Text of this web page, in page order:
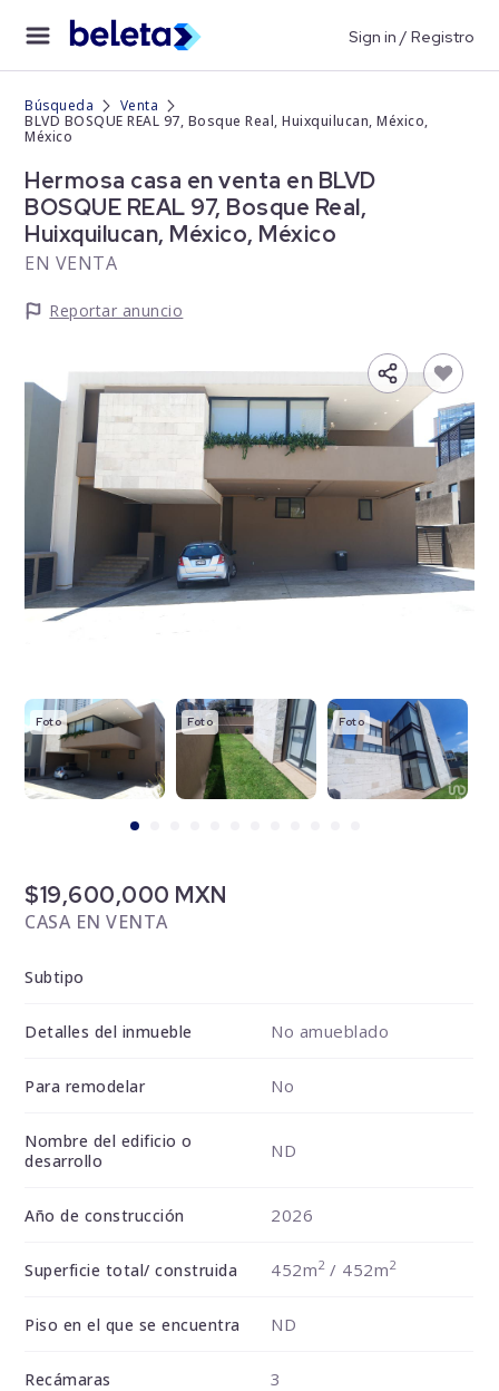
Sign in / Registro
Búsqueda
Venta
BLVD BOSQUE REAL 97, Bosque Real, Huixquilucan, México,
México
Hermosa casa en venta en BLVD
BOSQUE REAL 97, Bosque Real,
Huixquilucan, México, México
EN VENTA
Reportar anuncio
Foto Foto Foto
$19,600,000 MXN
CASA EN VENTA
Subtipo
Detalles del inmueble No amueblado
Para remodelar No
Nombre del edificio o
desarrollo
ND
Año de construcción 2026
Superficie total/ construida 452m2/ 452m2
Piso en el que se encuentra ND
Recámaras 3